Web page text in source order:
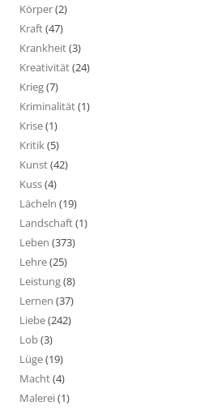
Körper(2)
Kraft(47)
Krankheit(3)
Kreativität(24)
Krieg(7)
Kriminalität(1)
Krise(1)
Kritik(5)
Kunst(42)
Kuss(4)
Lächeln (19)
Landschaft(1)
Leben (373)
Lehre(25)
Leistung(8)
Lernen (37)
Liebe(242)
Lob(3)
Lüge(19)
Macht(4)
Malerei(1)